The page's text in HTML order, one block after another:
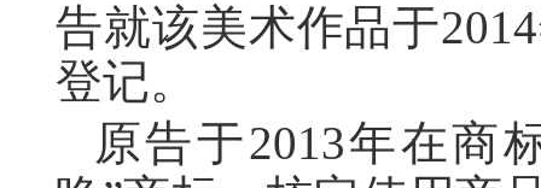
告就该美术作品于
登记。
原告于2013年在商